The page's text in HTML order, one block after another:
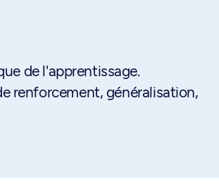
de l'apprentissage.
renforcement, généralisation,